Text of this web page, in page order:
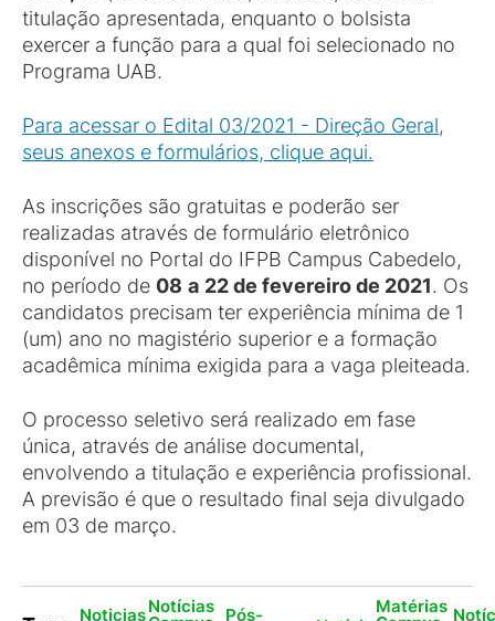
titulação apresentada, enquanto o bolsista
exercer a função para a qual foi selecionado no
Programa UAB.
Para acessar o Edital 03/2021 - Direção Geral,
seus anexos e formulários, clique aqui.
As inscrições são gratuitas e poderão ser
realizadas através de formulário eletrônico
disponível no Portal do IFPB Campus Cabedelo,
no período de 08 a 22 de fevereiro de 2021. Os
candidatos precisam ter experiência mínima de 1
(um) ano no magistério superior e a formação
acadêmica mínima exigida para a vaga pleiteada.
O processo seletivo será realizado em fase
única, através de análise documental,
envolvendo a titulação e experiência profissional.
A previsão é que o resultado final seja divulgado
em 03 de março.
NoticiasNotícias Pós- Matérias